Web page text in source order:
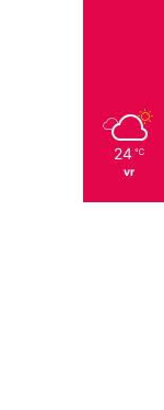
24 ℃
vr